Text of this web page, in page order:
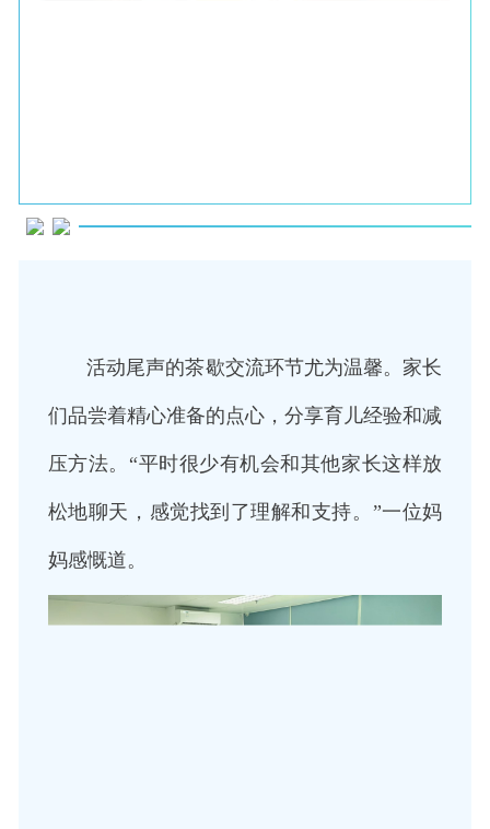
活动尾声的茶歇交流环节尤为温馨。家长
们品尝着精心准备的点心，分享育儿经验和减
压方法。“平时很少有机会和其他家长这样放
松地聊天，感觉找到了理解和支持。”一位妈
妈感慨道。